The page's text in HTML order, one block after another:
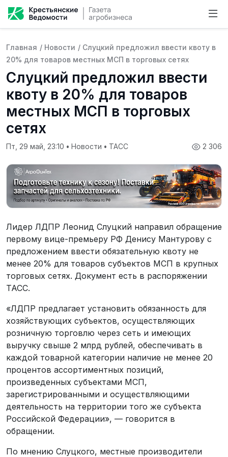
Главная / Новости / Слуцкий предложил ввести квоту в
20% для товаров местных МСП в торговых сетях
Слуцкий предложил ввести
квоту в 20% для товаров
местных МСП в торговых
сетях
2 306
Пт, 29 май, 23:10 • Новости • ТАСС
Лидер ЛДПР Леонид Слуцкий направил обращение
первому вице-премьеру РФ Денису Мантурову с
предложением ввести обязательную квоту не
менее 20% для товаров субъектов МСП в крупных
торговых сетях. Документ есть в распоряжении
ТАСС.
«ЛДПР предлагает установить обязанность для
хозяйствующих субъектов, осуществляющих
розничную торговлю через сеть и имеющих
выручку свыше 2 млрд рублей, обеспечивать в
каждой товарной категории наличие не менее 20
процентов ассортиментных позиций,
произведенных субъектами МСП,
зарегистрированными и осуществляющими
деятельность на территории того же субъекта
Российской Федерации», — говорится в
обращении.
По мнению Слуцкого, местные производители